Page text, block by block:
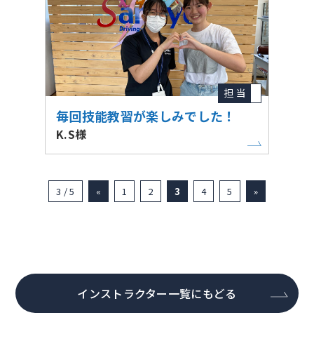
担 当
毎回技能教習が楽しみでした！
K.S様
3 / 5 « 1 2 3 4 5 »
インストラクター一覧にもどる